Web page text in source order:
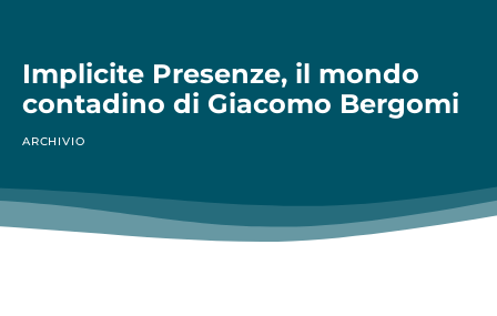
Implicite Presenze, il mondo
contadino di Giacomo Bergomi
ARCHIVIO